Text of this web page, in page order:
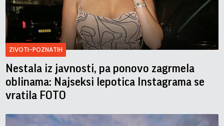
ZIVOTI-POZNATIH
Nestala iz javnosti, pa ponovo zagrmela
oblinama: Najseksi lepotica Instagrama se
vratila FOTO